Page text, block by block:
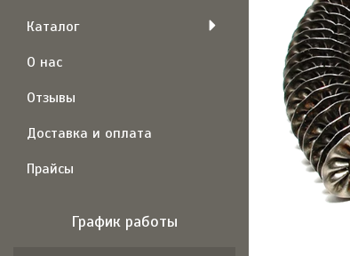
Каталог
О нас
Отзывы
Доставка и оплата
Прайсы
График работы